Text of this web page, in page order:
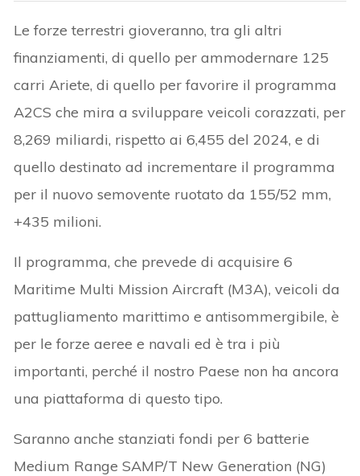
Le forze terrestri gioveranno, tra gli altri
finanziamenti, di quello per ammodernare 125
carri Ariete, di quello per favorire il programma
A2CS che mira a sviluppare veicoli corazzati, per
8,269 miliardi, rispetto ai 6,455 del 2024, e di
quello destinato ad incrementare il programma
per il nuovo semovente ruotato da 155/52 mm,
+435 milioni.
Il programma, che prevede di acquisire 6
Maritime Multi Mission Aircraft (M3A), veicoli da
pattugliamento marittimo e antisommergibile, è
per le forze aeree e navali ed è tra i più
importanti, perché il nostro Paese non ha ancora
una piattaforma di questo tipo.
Saranno anche stanziati fondi per 6 batterie
Medium Range SAMP/T New Generation (NG)